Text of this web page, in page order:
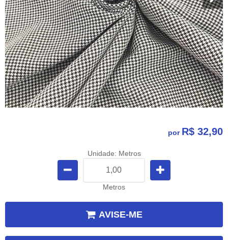
por R$ 32,90
Unidade: Metros
Metros
AVISE-ME